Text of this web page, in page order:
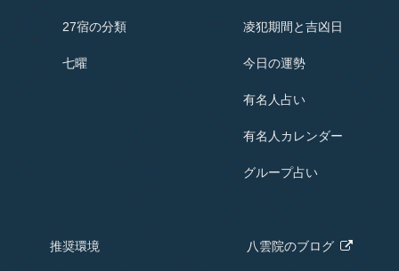
27宿の分類
七曜
凌犯期間と吉凶日
今日の運勢
有名人占い
有名人 カレンダー
グループ占い
推奨環境 八雲院のブログ